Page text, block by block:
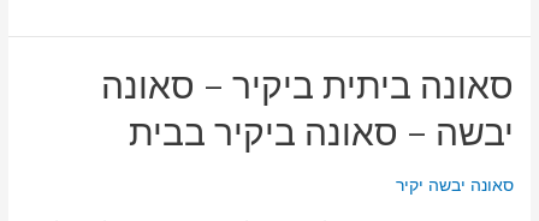
סאונה ביתית ביקיר – סאונה
יבשה – סאונה ביקיר בבית
סאונה יבשה יקיר